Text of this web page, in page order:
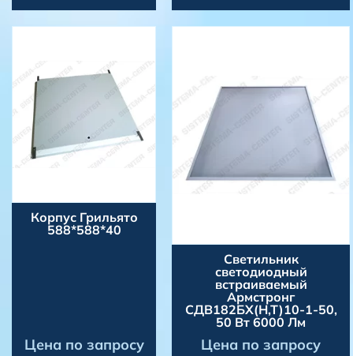
Корпус Грильято
588*588*40
Цена по запросу
Светильник
светодиодный
встраиваемый
Армстронг
СДВ182БХ(Н,Т)10-1-50,
50 Вт 6000 Лм
Цена по запросу